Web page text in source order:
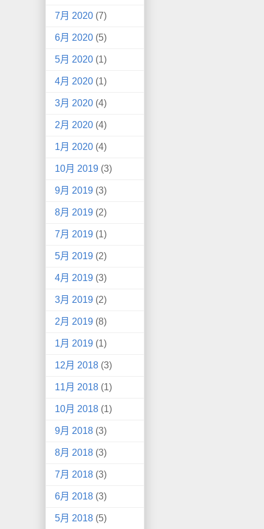
7月 2020 (7)
6月 2020 (5)
5月 2020 (1)
4月 2020 (1)
3月 2020 (4)
2月 2020 (4)
1月 2020 (4)
10月 2019 (3)
9月 2019 (3)
8月 2019 (2)
7月 2019 (1)
5月 2019 (2)
4月 2019 (3)
3月 2019 (2)
2月 2019 (8)
1月 2019 (1)
12月 2018 (3)
11月 2018 (1)
10月 2018 (1)
9月 2018 (3)
8月 2018 (3)
7月 2018 (3)
6月 2018 (3)
5月 2018 (5)